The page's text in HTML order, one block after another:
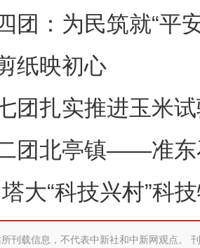
团：为民筑就“平
纸映初心
团扎实推进玉米
团北亭镇——准东
工大“科技兴村”科
刊载信息，不代表中新社和中新网观点。